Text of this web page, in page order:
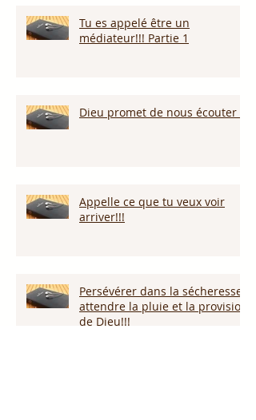
Tu es appelé être un
médiateur!!! Partie 1
Dieu promet de nous écouter !
Appelle ce que tu veux voir
arriver!!!
Persévérer dans la sécheresse :
attendre la pluie et la provision
de Dieu!!!